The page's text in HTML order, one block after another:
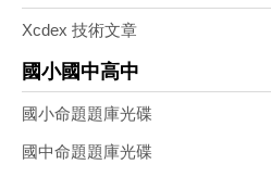
Xcdex 技術文章
國小國中高中
國小命題題庫光碟
國中命題題庫光碟